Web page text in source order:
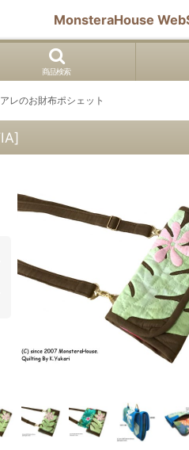
MonsteraHouse
商品検索
レのお財布ポシェット
]